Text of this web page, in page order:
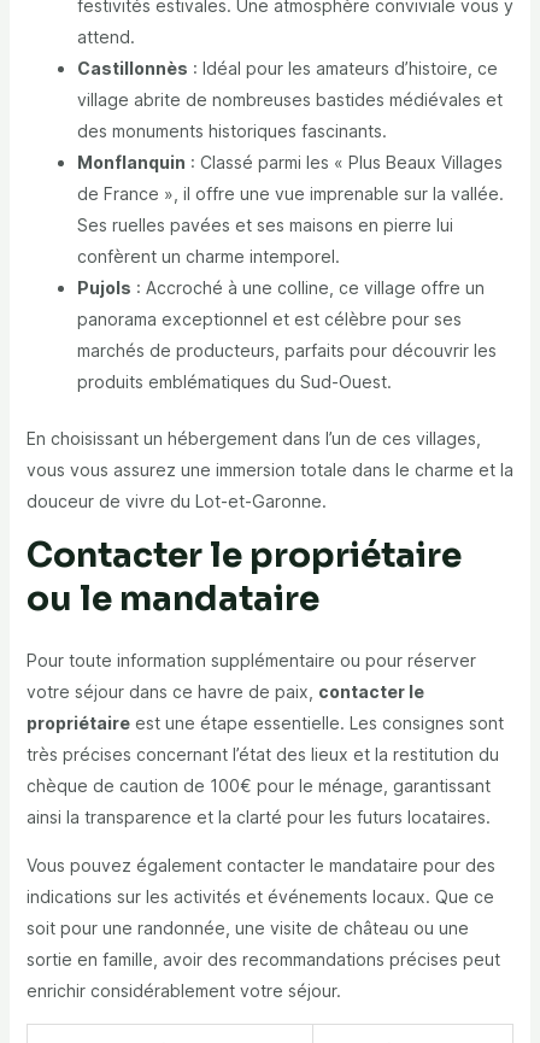
festivités estivales. Une atmosphère conviviale vous y
attend.
Castillonnès : Idéal pour les amateurs d’histoire, ce
village abrite de nombreuses bastides médiévales et
des monuments historiques fascinants.
Monflanquin : Classé parmi les « Plus Beaux Villages
de France », il offre une vue imprenable sur la vallée.
Ses ruelles pavées et ses maisons en pierre lui
confèrent un charme intemporel.
Pujols : Accroché à une colline, ce village offre un
panorama exceptionnel et est célèbre pour ses
marchés de producteurs, parfaits pour découvrir les
produits emblématiques du Sud-Ouest.
En choisissant un hébergement dans l’un de ces villages,
vous vous assurez une immersion totale dans le charme et la
douceur de vivre du Lot-et-Garonne.
Contacter le propriétaire
ou le mandataire
Pour toute information supplémentaire ou pour réserver
votre séjour dans ce havre de paix, contacter le
propriétaireest une étape essentielle. Les consignes sont
très précises concernant l’état des lieux et la restitution du
chèque de caution de 100€ pour le ménage, garantissant
ainsi la transparence et la clarté pour les futurs locataires.
Vous pouvez également contacter le mandataire pour des
indications sur les activités et événements locaux. Que ce
soit pour une randonnée, une visite de château ou une
sortie en famille, avoir des recommandations précises peut
enrichir considérablement votre séjour.